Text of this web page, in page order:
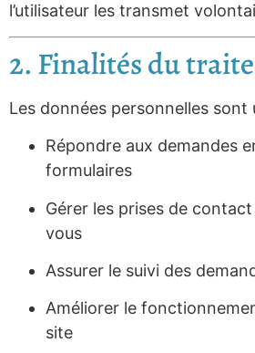
l’utilisateur les transmet
2. Finalités du
Les données personnelles sont
Répondre aux demandes
formulaires
Gérer les prises de
vous
Assurer le suivi des
Améliorer le
site